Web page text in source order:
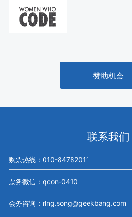
赞助机会
联系我们
购票热线：010-84782011
票务微信：qcon-0410
会务咨询：ring.song@geekbang.com